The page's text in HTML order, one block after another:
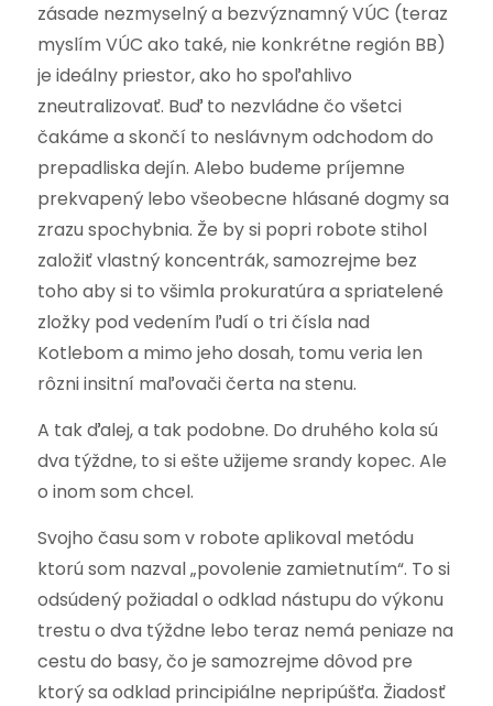
zásade nezmyselný a bezvýznamný VÚC (teraz
myslím VÚC ako také, nie konkrétne región BB)
je ideálny priestor, ako ho spoľahlivo
zneutralizovať. Buď to nezvládne čo všetci
čakáme a skončí to neslávnym odchodom do
prepadliska dejín. Alebo budeme príjemne
prekvapený lebo všeobecne hlásané dogmy sa
zrazu spochybnia. Že by si popri robote stihol
založiť vlastný koncentrák, samozrejme bez
toho aby si to všimla prokuratúra a spriatelené
zložky pod vedením ľudí o tri čísla nad
Kotlebom a mimo jeho dosah, tomu veria len
rôzni insitní maľovači čerta na stenu.
A tak ďalej, a tak podobne. Do druhého kola sú
dva týždne, to si ešte užijeme srandy kopec. Ale
o inom som chcel.
Svojho času som v robote aplikoval metódu
ktorú som nazval „povolenie zamietnutím“. To si
odsúdený požiadal o odklad nástupu do výkonu
trestu o dva týždne lebo teraz nemá peniaze na
cestu do basy, čo je samozrejme dôvod pre
ktorý sa odklad principiálne nepripúšťa. Žiadosť